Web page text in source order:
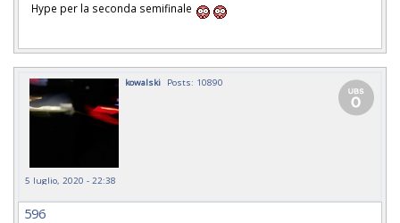
Hype per la seconda semifinale
kowalski Posts: 10890
5 luglio, 2020 - 22:38
596